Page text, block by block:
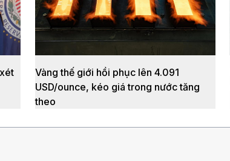
Vàng thế giới hồi phục lên 4.091
USD/ounce, kéo giá trong nước tăng
theo